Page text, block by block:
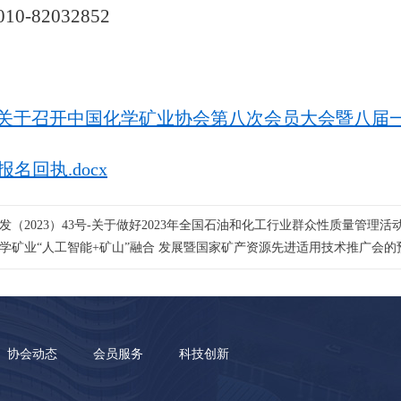
-82032852
于召开中国化学矿业协会第八次会员大会暨八届
名回执.docx
（2023）43号-关于做好2023年全国石油和化工行业群众性质量管理活
矿业“人工智能+矿山”融合 发展暨国家矿产资源先进适用技术推广会的
协会动态 会员服务 科技创新